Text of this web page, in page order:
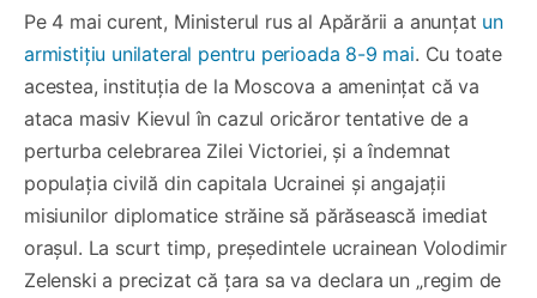
Pe 4 mai curent, Ministerul rus al Apărării a anunțat un
armistițiu unilateral pentru perioada 8-9 mai. Cu toate
acestea, instituția de la Moscova a amenințat că va
ataca masiv Kievul în cazul oricăror tentative de a
perturba celebrarea Zilei Victoriei, și a îndemnat
populația civilă din capitala Ucrainei și angajații
misiunilor diplomatice străine să părăsească imediat
orașul. La scurt timp, președintele ucrainean Volodimir
Zelenski a precizat că țara sa va declara un „regim de